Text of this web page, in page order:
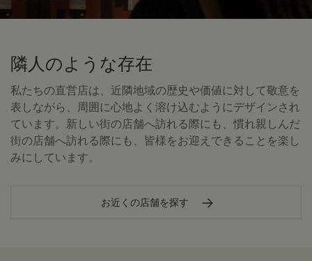
隣人のような存在
私たちの直営店は、近隣地域の歴史や価値に対して敬意を
表しながら、周囲に心地よく溶け込むようにデザインされ
ています。新しい街の店舗へ訪れる際にも、慣れ親しんだ
街の店舗へ訪れる際にも、皆様をお迎えできることを楽し
みにしています。
お近くの店舗を探す